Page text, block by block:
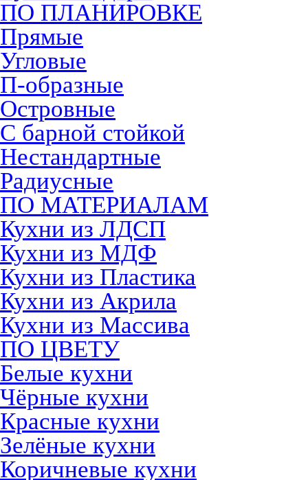
ПО ПЛАНИРОВКЕ
Прямые
Угловые
П-образные
Островные
С барной стойкой
Нестандартные
Радиусные
ПО МАТЕРИАЛАМ
Кухни из ЛДСП
Кухни из МДФ
Кухни из Пластика
Кухни из Акрила
Кухни из Массива
ПО ЦВЕТУ
Белые кухни
Чёрные кухни
Красные кухни
Зелёные кухни
Коричневые кухни